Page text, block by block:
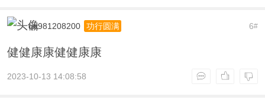
6#
qq981208200 功行圆满
健健康康健健康康
2023-10-13 14:08:58